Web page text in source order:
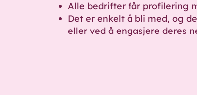
Alle bedrifter får profilering
Det er enkelt å bli med, og
eller ved å engasjere deres